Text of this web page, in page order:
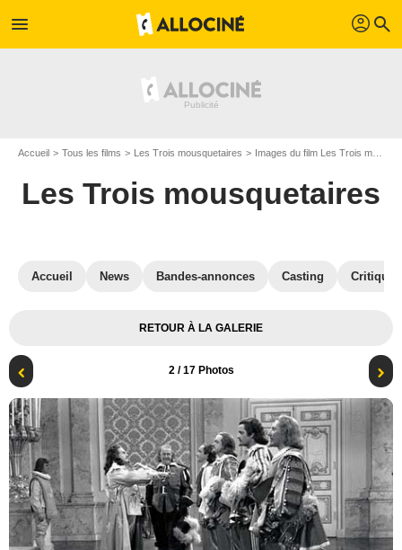
menu profil search
Accueil Tous les films Les Trois mousquetaires Images du film Les Trois mousquetaires
Les Trois mousquetaires
Accueil News Bandes-annonces Casting
RETOUR À LA GALERIE
2/ 17 Photos